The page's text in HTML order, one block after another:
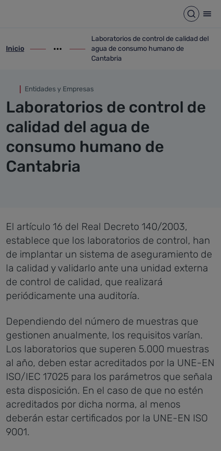
Laboratorios de control deAbrir
ir-a inicio
Inicio
Mostrar opciones del camino de migas
ir-a Laboratorios de control de calidad
Laboratorios de control de calidad del
agua de consumo humano de
Cantabria
Entidades y Empresas
Laboratorios de control de
calidad del agua de
consumo humano de
Cantabria
El artículo 16 del Real Decreto 140/2003,
establece que los laboratorios de control, han
de implantar un sistema de aseguramiento de
la calidad y validarlo ante una unidad externa
de control de calidad, que realizará
periódicamente una auditoría.
Dependiendo del número de muestras que
gestionen anualmente, los requisitos varían.
Los laboratorios que superen 5.000 muestras
al año, deben estar acreditados por la UNE-EN
ISO/IEC 17025 para los parámetros que señala
esta disposición. En el caso de que no estén
acreditados por dicha norma, al menos
deberán estar certificados por la UNE-EN ISO
9001.